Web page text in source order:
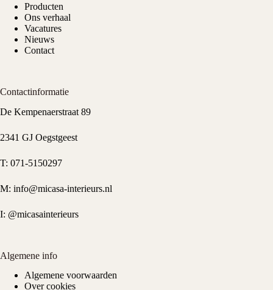
Producten
Ons verhaal
Vacatures
Nieuws
Contact
Contactinformatie
De Kempenaerstraat 89
2341 GJ Oegstgeest
T: 071-5150297
M: info@micasa-interieurs.nl
I: @micasainterieurs
Algemene info
Algemene voorwaarden
Over cookies